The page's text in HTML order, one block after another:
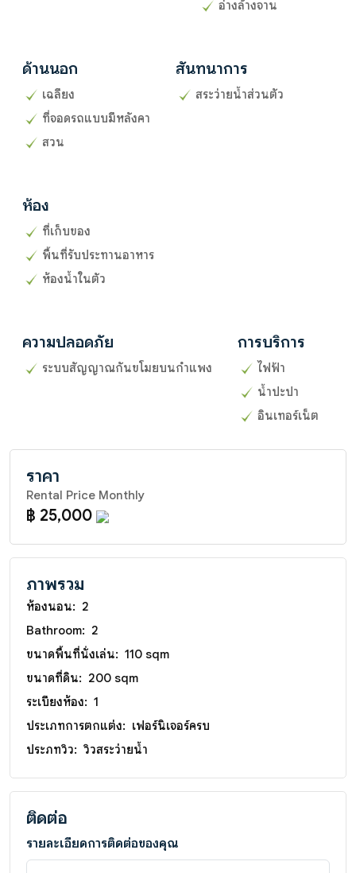
อ่างล้างจาน
ด้านนอก
เฉลียง
ที่จอดรถแบบมีหลังคา
สวน
สันทนาการ
สระว่ายน้ำส่วนตัว
ห้อง
ที่เก็บของ
พื้นที่รับประทานอาหาร
ห้องน้ำในตัว
ความปลอดภัย
ระบบสัญญาณกันขโมยบนกำแพง
การบริการ
ไฟฟ้า
น้ำปะปา
อินเทอร์เน็ต
ราคา
Rental Price Monthly
฿ 25,000
ภาพรวม
ห้องนอน: 2
Bathroom: 2
ขนาดพื้นที่นั่งเล่น: 110 sqm
ขนาดที่ดิน: 200 sqm
ระเบียงห้อง: 1
ประเภทการตกแต่ง: เฟอร์นิเจอร์ครบ
ประภทวิว: วิวสระว่ายน้ำ
ติดต่อ
รายละเอียดการติดต่อของคุณ